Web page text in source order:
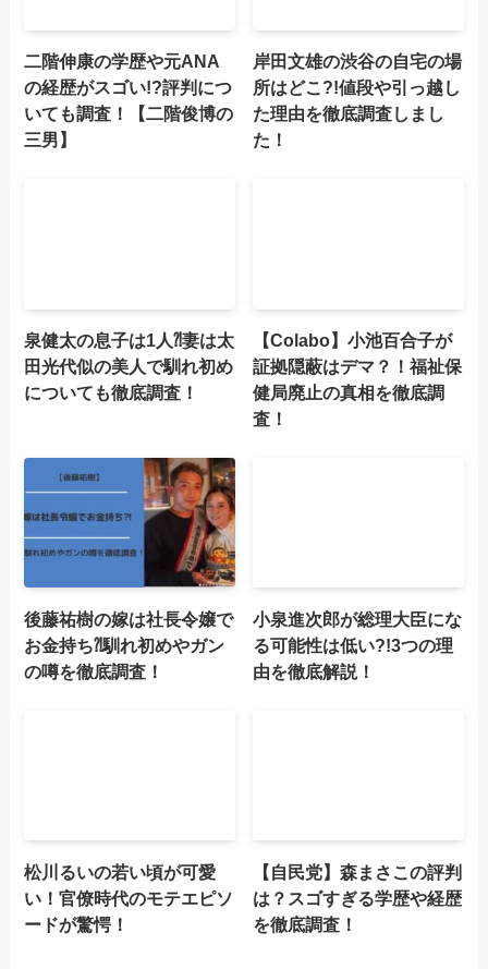
二階伸康の学歴や元ANA
の経歴がスゴい!?評判につ
いても調査！【二階俊博の
三男】
岸田文雄の渋谷の自宅の場
所はどこ?!値段や引っ越し
た理由を徹底調査しまし
た！
泉健太の息子は1人⁈妻は太
田光代似の美人で馴れ初め
についても徹底調査！
【Colabo】小池百合子が
証拠隠蔽はデマ？！福祉保
健局廃止の真相を徹底調
査！
後藤祐樹の嫁は社長令嬢で
お金持ち⁈馴れ初めやガン
の噂を徹底調査！
小泉進次郎が総理大臣にな
る可能性は低い?!3つの理
由を徹底解説！
松川るいの若い頃が可愛
い！官僚時代のモテエピソ
ードが驚愕！
【自民党】森まさこの評判
は？スゴすぎる学歴や経歴
を徹底調査！